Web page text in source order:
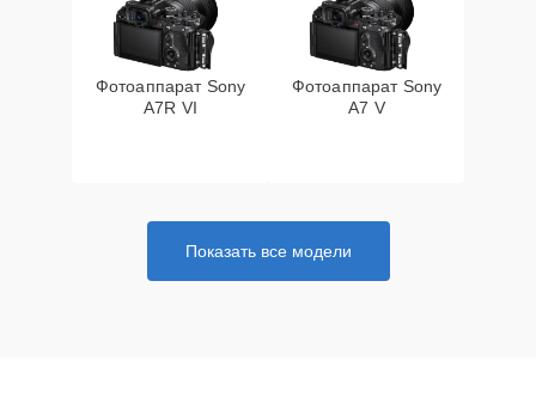
Фотоаппарат Sony
A7R VI
Фотоаппарат Sony
A7 V
Показать все модели